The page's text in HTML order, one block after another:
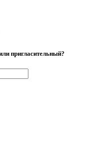
пригласительный?